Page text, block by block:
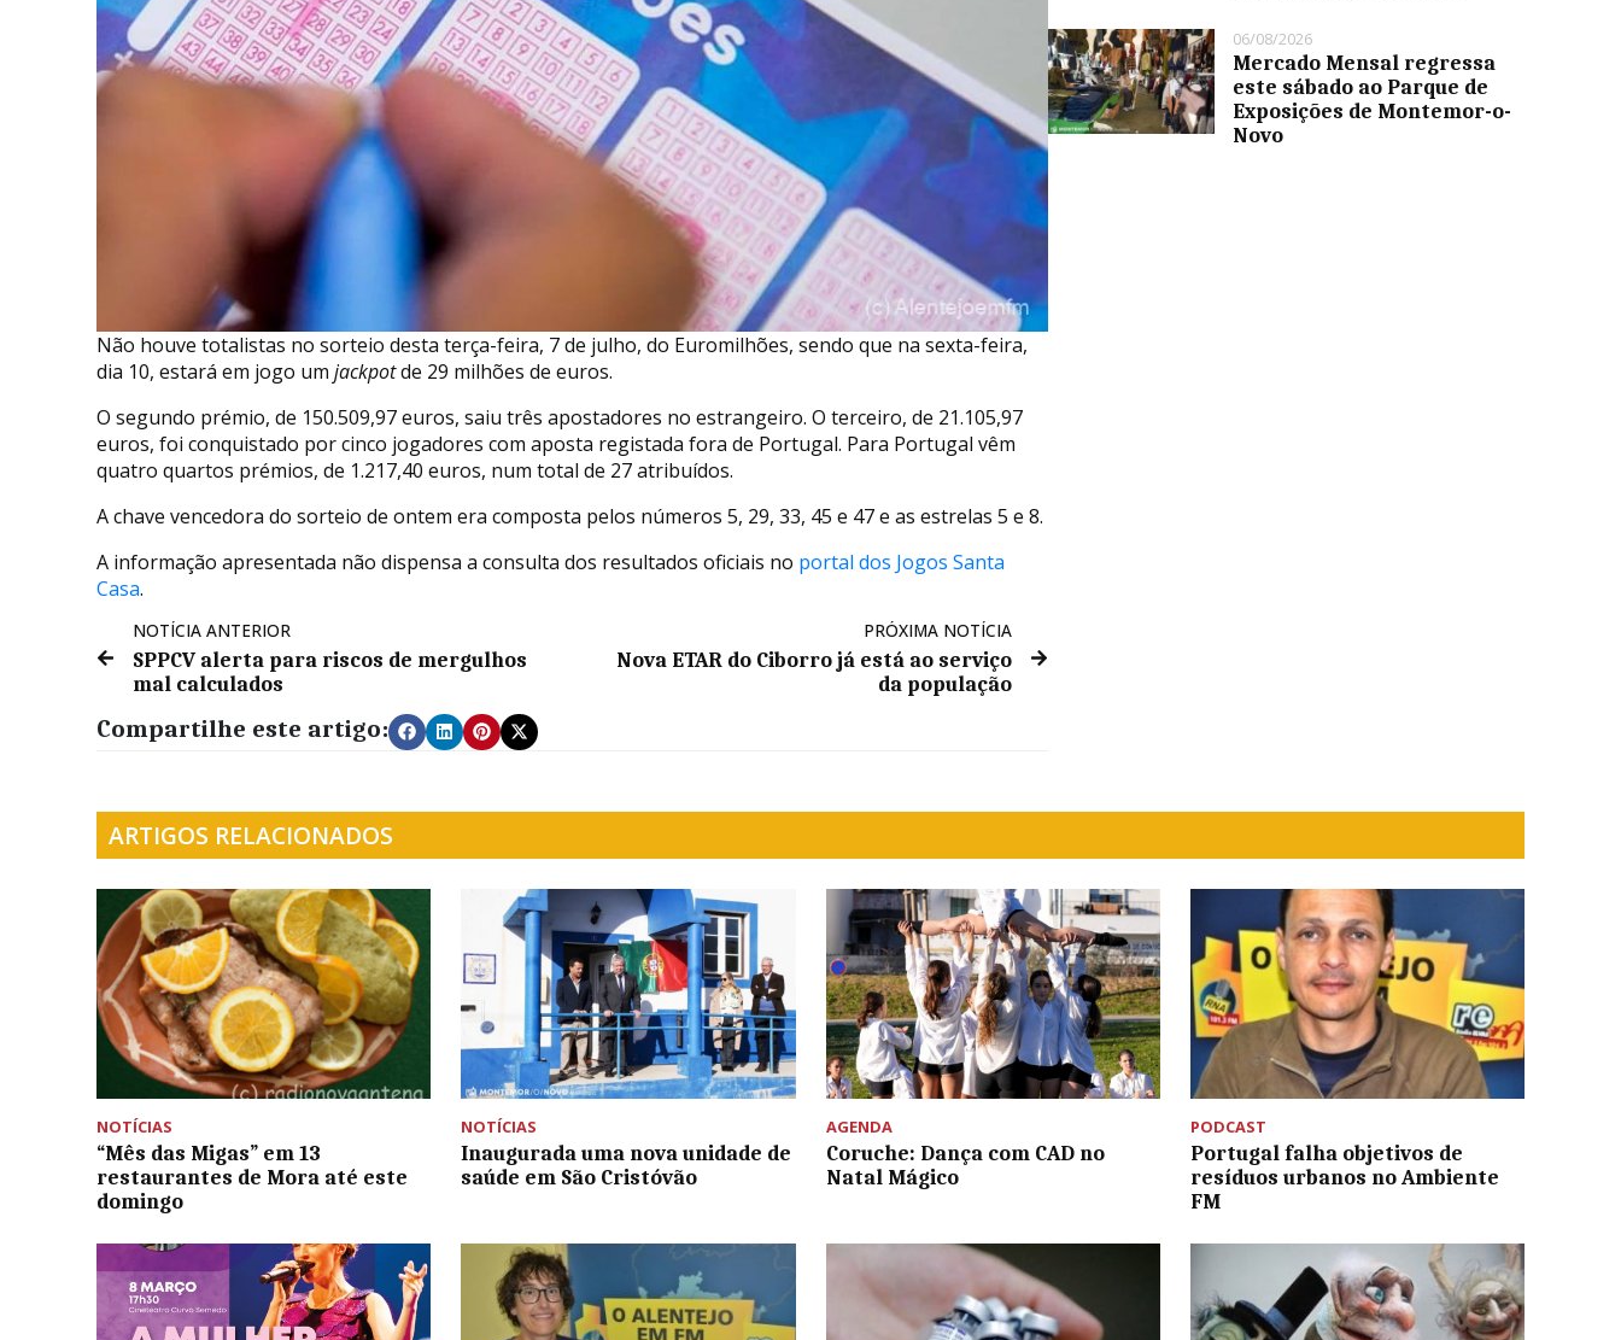
Não houve totalistas no sorteio desta terça-feira, 7 de julho, do Euromilhões, sendo que na sexta-feira,
dia 10, estará em jogo um jackpotde 29 milhões de euros.
O segundo prémio, de 150.509,97 euros, saiu três apostadores no estrangeiro. O terceiro, de 21.105,97
euros, foi conquistado por cinco jogadores com aposta registada fora de Portugal. Para Portugal vêm
quatro quartos prémios, de 1.217,40 euros, num total de 27 atribuídos.
A chave vencedora do sorteio de ontem era composta pelos números 5, 29, 33, 45 e 47 e as estrelas 5 e 8.
A informação apresentada não dispensa a consulta dos resultados oficiais no portal dos Jogos Santa
Casa.
NOTÍCIA ANTERIOR
SPPCV alerta para riscos de mergulhos
mal calculados
PRÓXIMA NOTÍCIA
Nova ETAR do Ciborro já está ao serviço
da população
Compartilhe este artigo:
06/08/2026
Mercado Mensal regressa
este sábado ao Parque de
Exposições de Montemor-o-
Novo
ARTIGOS RELACIONADOS
NOTÍCIAS
“Mês das Migas” em 13
restaurantes de Mora até este
domingo
NOTÍCIAS
Inaugurada uma nova unidade de
saúde em São Cristóvão
AGENDA
Coruche: Dança com CAD no
Natal Mágico
PODCAST
Portugal falha objetivos de
resíduos urbanos no Ambiente
FM